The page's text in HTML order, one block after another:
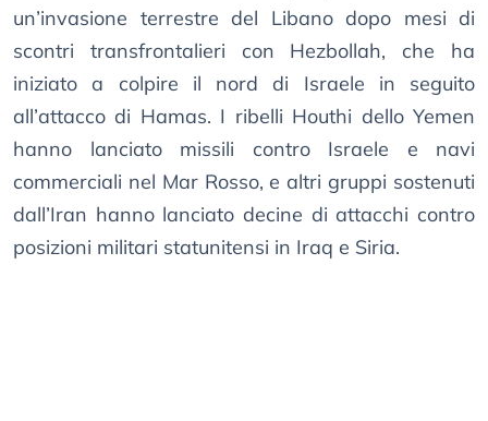
un’invasione terrestre del Libano dopo mesi di
scontri transfrontalieri con Hezbollah, che ha
iniziato a colpire il nord di Israele in seguito
all’attacco di Hamas. I ribelli Houthi dello Yemen
hanno lanciato missili contro Israele e navi
commerciali nel Mar Rosso, e altri gruppi sostenuti
dall’Iran hanno lanciato decine di attacchi contro
posizioni militari statunitensi in Iraq e Siria.